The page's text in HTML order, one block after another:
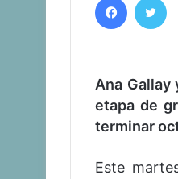
Ana Gallay
etapa de
terminar
Este